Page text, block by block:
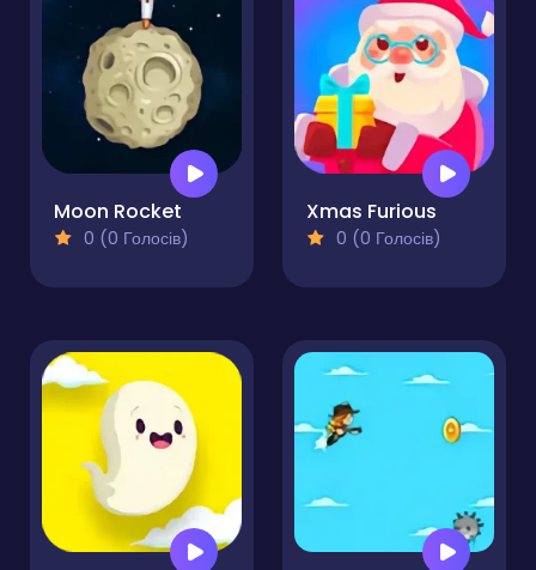
Moon Rocket
0 (0 Голосів)
Xmas Furious
0 (0 Голосів)